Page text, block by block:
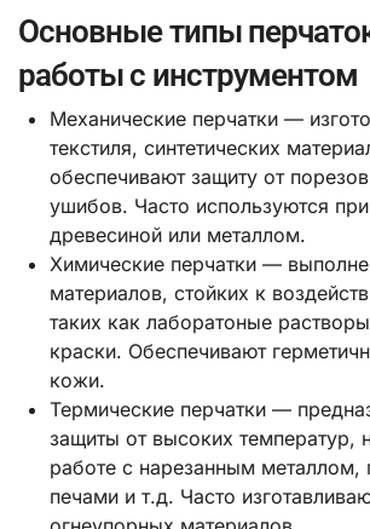
Основные типы
работы с инструментом
Механические перчатки —
текстиля, синтетических
обеспечивают защиту от
ушибов. Часто используются
древесиной или металлом.
Химические перчатки —
материалов, стойких к
таких как лаборатоные
краски. Обеспечивают
кожи.
Термические перчатки —
защиты от высоких температур,
работе с нарезанным металлом,
печами и т.д. Часто